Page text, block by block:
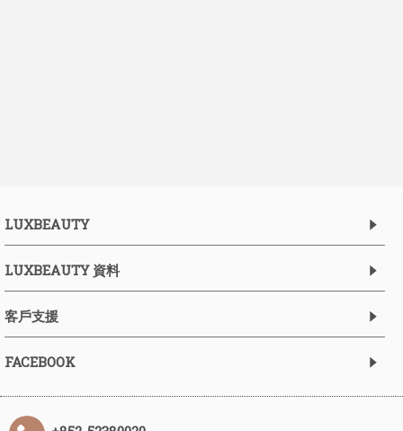
LUXBEAUTY
LUXBEAUTY 資料
客戶支援
FACEBOOK